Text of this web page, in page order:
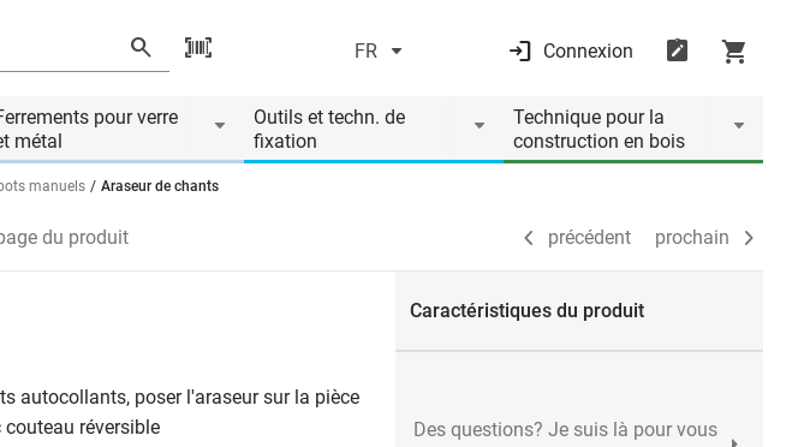
FR Connexion
pour verre
métal
Outils et techn. de
fixation
Technique pour la
construction en bois
manuels Araseur de chants
précédent prochain
du produit précédent prochain
autocollants, poser l'araseur sur la pièce
réversible
Caractéristiques du produit
Des questions? Je suis là pour vous